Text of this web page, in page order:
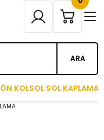
ARA
ÖN KOLSOL SOL KAPLAMA